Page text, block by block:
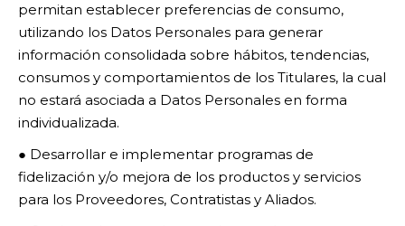
permitan establecer preferencias de consumo,
utilizando los Datos Personales para generar
información consolidada sobre hábitos, tendencias,
consumos y comportamientos de los Titulares, la cual
no estará asociada a Datos Personales en forma
individualizada.
● Desarrollar e implementar programas de
fidelización y/o mejora de los productos y servicios
para los Proveedores, Contratistas y Aliados.